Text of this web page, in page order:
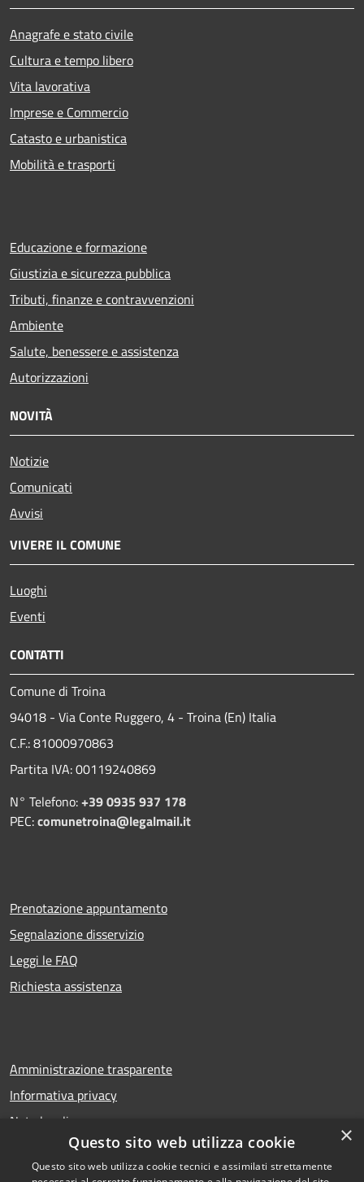
Anagrafe e stato civile
Cultura e tempo libero
Vita lavorativa
Imprese e Commercio
Catasto e urbanistica
Mobilità e trasporti
Educazione e formazione
Giustizia e sicurezza pubblica
Tributi, finanze e contravvenzioni
Ambiente
Salute, benessere e assistenza
Autorizzazioni
NOVITÀ
Notizie
Comunicati
Avvisi
VIVERE IL COMUNE
Luoghi
Eventi
CONTATTI
Comune di Troina
94018 - Via Conte Ruggero, 4 - Troina (En) Italia
C.F.: 81000970863
Partita IVA: 00119240869
N° Telefono:+39 0935 937 178
PEC:comunetroina@legalmail.it
Prenotazione appuntamento
Segnalazione disservizio
Leggi le FAQ
Richiesta assistenza
Amministrazione trasparente
Informativa privacy
Note legali
Dichiarazione di accessibilità
×
Questo sito web utilizza cookie
Questo sito web utilizza cookie tecnici e assimilati strettamente